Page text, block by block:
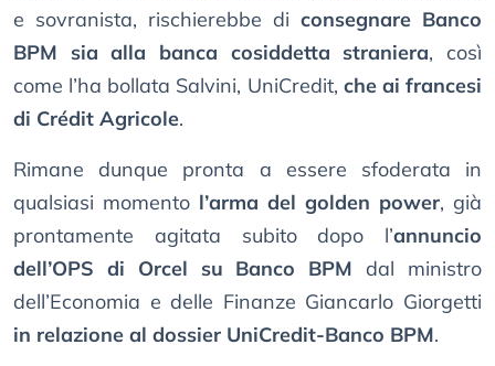
e sovranista, rischierebbe di consegnare Banco
BPM sia alla banca cosiddetta straniera, così
come l’ha bollata Salvini, UniCredit, che ai francesi
di Crédit Agricole.
Rimane dunque pronta a essere sfoderata in
qualsiasi momento l’arma del golden power, già
prontamente agitata subito dopo l’annuncio
dell’OPS di Orcel su Banco BPM dal ministro
dell’Economia e delle Finanze Giancarlo Giorgetti
in relazione al dossier UniCredit-Banco BPM.